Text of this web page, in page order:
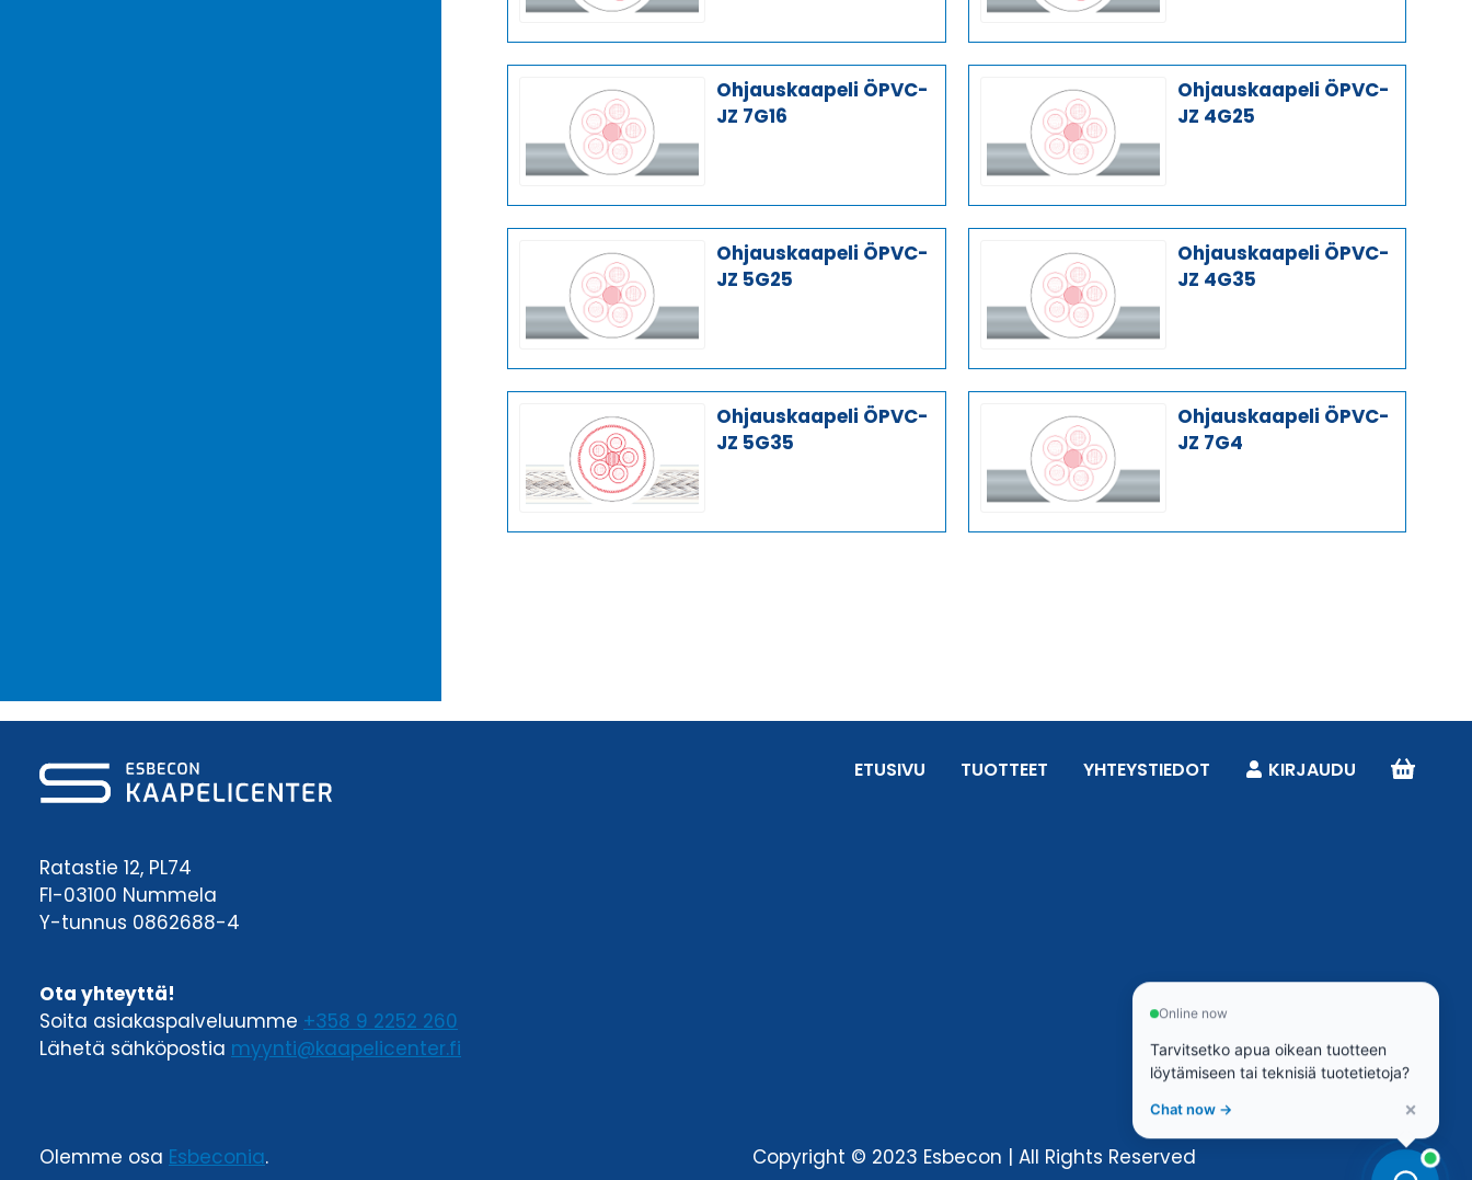
Ohjauskaapeli ÖPVC-
JZ 7G16
Ohjauskaapeli ÖPVC-
JZ 4G25
Ohjauskaapeli ÖPVC-
JZ 5G25
Ohjauskaapeli ÖPVC-
JZ 4G35
Ohjauskaapeli ÖPVC-
JZ 5G35
Ohjauskaapeli ÖPVC-
JZ 7G4
Ratastie 12, PL74
FI-03100 Nummela
Y-tunnus 0862688-4
Ota yhteyttä!
Soita asiakaspalveluumme +358 9 2252 260
Lähetä sähköpostia myynti@kaapelicenter.fi
ETUSIVU TUOTTEET YHTEYSTIEDOT KIRJAUDU
Olemme osa Esbeconia. Copyright © 2023 Esbecon | All Rights Reserved
Online now
Tarvitsetko apua oikean tuotteen
löytämiseen tai teknisiä tuotetietoja?
Chat now → ×